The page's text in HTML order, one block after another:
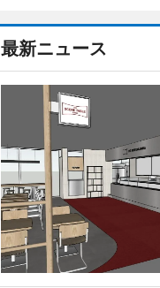
最新ニュース